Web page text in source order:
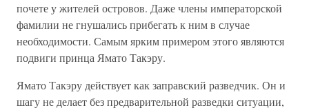
почете у жителей островов. Даже члены императорской
фамилии не гнушались прибегать к ним в случае
необходимости. Самым ярким примером этого являются
подвиги принца Ямато Такэру.
Ямато Такэру действует как заправский разведчик. Он и
шагу не делает без предварительной разведки ситуации,